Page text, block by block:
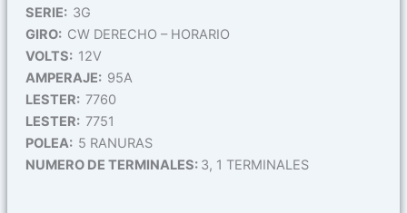
SERIE: 3G
GIRO: CW DERECHO – HORARIO
VOLTS: 12V
AMPERAJE: 95A
LESTER: 7760
LESTER: 7751
POLEA: 5 RANURAS
NUMERO DE TERMINALES: 3, 1 TERMINALES